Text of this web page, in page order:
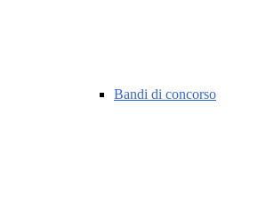
Bandi di concorso